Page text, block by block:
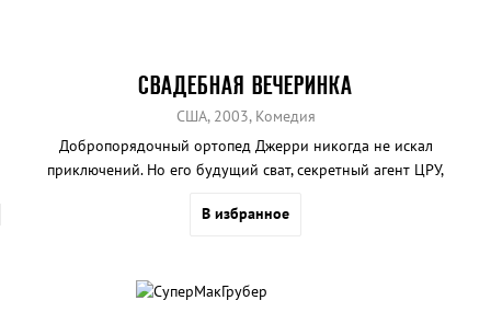
СВАДЕБНАЯ ВЕЧЕРИНКА
США, 2003, Комедия
Добропорядочный ортопед Джерри никогда не искал
приключений. Но его будущий сват, секретный агент ЦРУ,
В избранное